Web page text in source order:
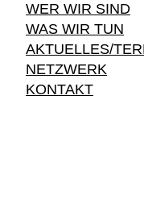
WER WIR SIND
WAS WIR TUN
AKTUELLES/
NETZWERK
KONTAKT